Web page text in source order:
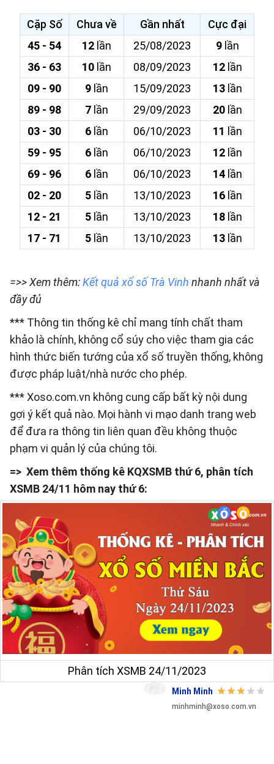
Cặp Số Chưa về Gần nhất
Cực đại
45 - 54
12lần 25/08/2023 9lần
36 - 63
10lần 08/09/2023 12lần
09 - 90
9lần 15/09/2023 13lần
89 - 98
7lần 29/09/2023 20lần
03 - 30
6lần 06/10/2023 11 lần
59 - 95
6lần 06/10/2023 12lần
69 - 96
6lần 06/10/2023 14lần
02 - 20
5lần 13/10/2023 16lần
12 - 21
5lần 13/10/2023 18lần
17 - 71
5lần 13/10/2023 13lần
=>> Xem thêm:Kết quả xổ số Trà Vinh nhanh nhất và
đầy đủ
*** Thông tin thống kê chỉ mang tính chất tham
khảo là chính, không cổ súy cho việc tham gia các
hình thức biến tướng của xổ số truyền thống, không
được pháp luật/nhà nước cho phép.
*** Xoso.com.vn không cung cấp bất kỳ nội dung
gợi ý kết quả nào. Mọi hành vi mạo danh trang web
để đưa ra thông tin liên quan đều không thuộc
phạm vi quản lý của chúng tôi.
=> Xem thêm thống kê KQXSMB thứ 6, phân tích
XSMB 24/11 hôm nay thứ 6:
Phân tích XSMB 24/11/2023
Minh Minh
minhminh@xoso.com.vn